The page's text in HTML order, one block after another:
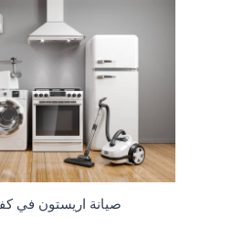
صيانة اريستون في